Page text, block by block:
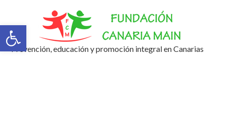
Abrir barra de herramientas
Prevención, educación y promoción integral en Canarias